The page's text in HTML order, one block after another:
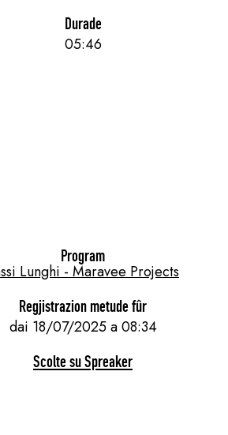
Durade
05:46
Program
Lunghi - Maravee Projects
Regjistrazion metude fûr
dai 18/07/2025 a 08:34
Scolte su Spreaker